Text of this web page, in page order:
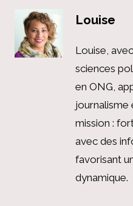
Louise
Louise,
sciences
en ONG,
journalisme
mission :
avec des
favorisant
dynamique.